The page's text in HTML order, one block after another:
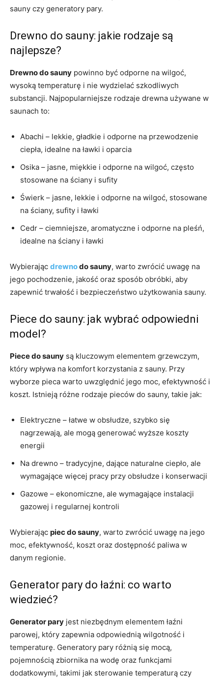
sauny czy generatory pary.
Drewno do sauny: jakie rodzaje są
najlepsze?
Drewno do sauny powinno być odporne na wilgoć,
wysoką temperaturę i nie wydzielać szkodliwych
substancji. Najpopularniejsze rodzaje drewna używane w
saunach to:
Abachi – lekkie, gładkie i odporne na przewodzenie
ciepła, idealne na ławki i oparcia
Osika – jasne, miękkie i odporne na wilgoć, często
stosowane na ściany i sufity
Świerk – jasne, lekkie i odporne na wilgoć, stosowane
na ściany, sufity i ławki
Cedr – ciemniejsze, aromatyczne i odporne na pleśń,
idealne na ściany i ławki
Wybierając drewnodo sauny, warto zwrócić uwagę na
jego pochodzenie, jakość oraz sposób obróbki, aby
zapewnić trwałość i bezpieczeństwo użytkowania sauny.
Piece do sauny: jak wybrać odpowiedni
model?
Piece do sauny są kluczowym elementem grzewczym,
który wpływa na komfort korzystania z sauny. Przy
wyborze pieca warto uwzględnić jego moc, efektywność i
koszt. Istnieją różne rodzaje pieców do sauny, takie jak:
Elektryczne – łatwe w obsłudze, szybko się
nagrzewają, ale mogą generować wyższe koszty
energii
Na drewno – tradycyjne, dające naturalne ciepło, ale
wymagające więcej pracy przy obsłudze i konserwacji
Gazowe – ekonomiczne, ale wymagające instalacji
gazowej i regularnej kontroli
Wybierając piec do sauny, warto zwrócić uwagę na jego
moc, efektywność, koszt oraz dostępność paliwa w
danym regionie.
Generator pary do łaźni: co warto
wiedzieć?
Generator pary jest niezbędnym elementem łaźni
parowej, który zapewnia odpowiednią wilgotność i
temperaturę. Generatory pary różnią się mocą,
pojemnością zbiornika na wodę oraz funkcjami
dodatkowymi, takimi jak sterowanie temperaturą czy